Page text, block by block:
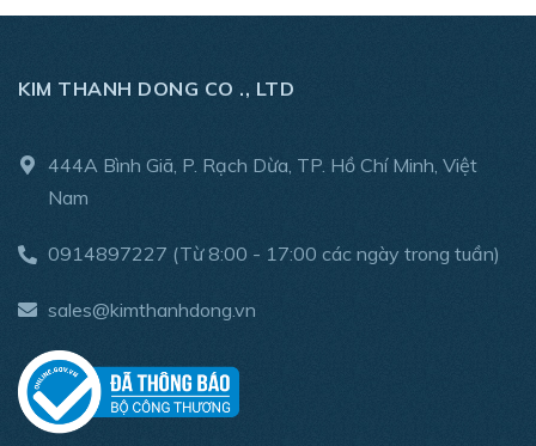
KIM THANH DONG CO ., LTD
444A Bình Giã, P. Rạch Dừa, TP. Hồ Chí Minh, Việt
Nam
0914897227 (Từ 8:00 - 17:00 các ngày trong tuần)
sales@kimthanhdong.vn